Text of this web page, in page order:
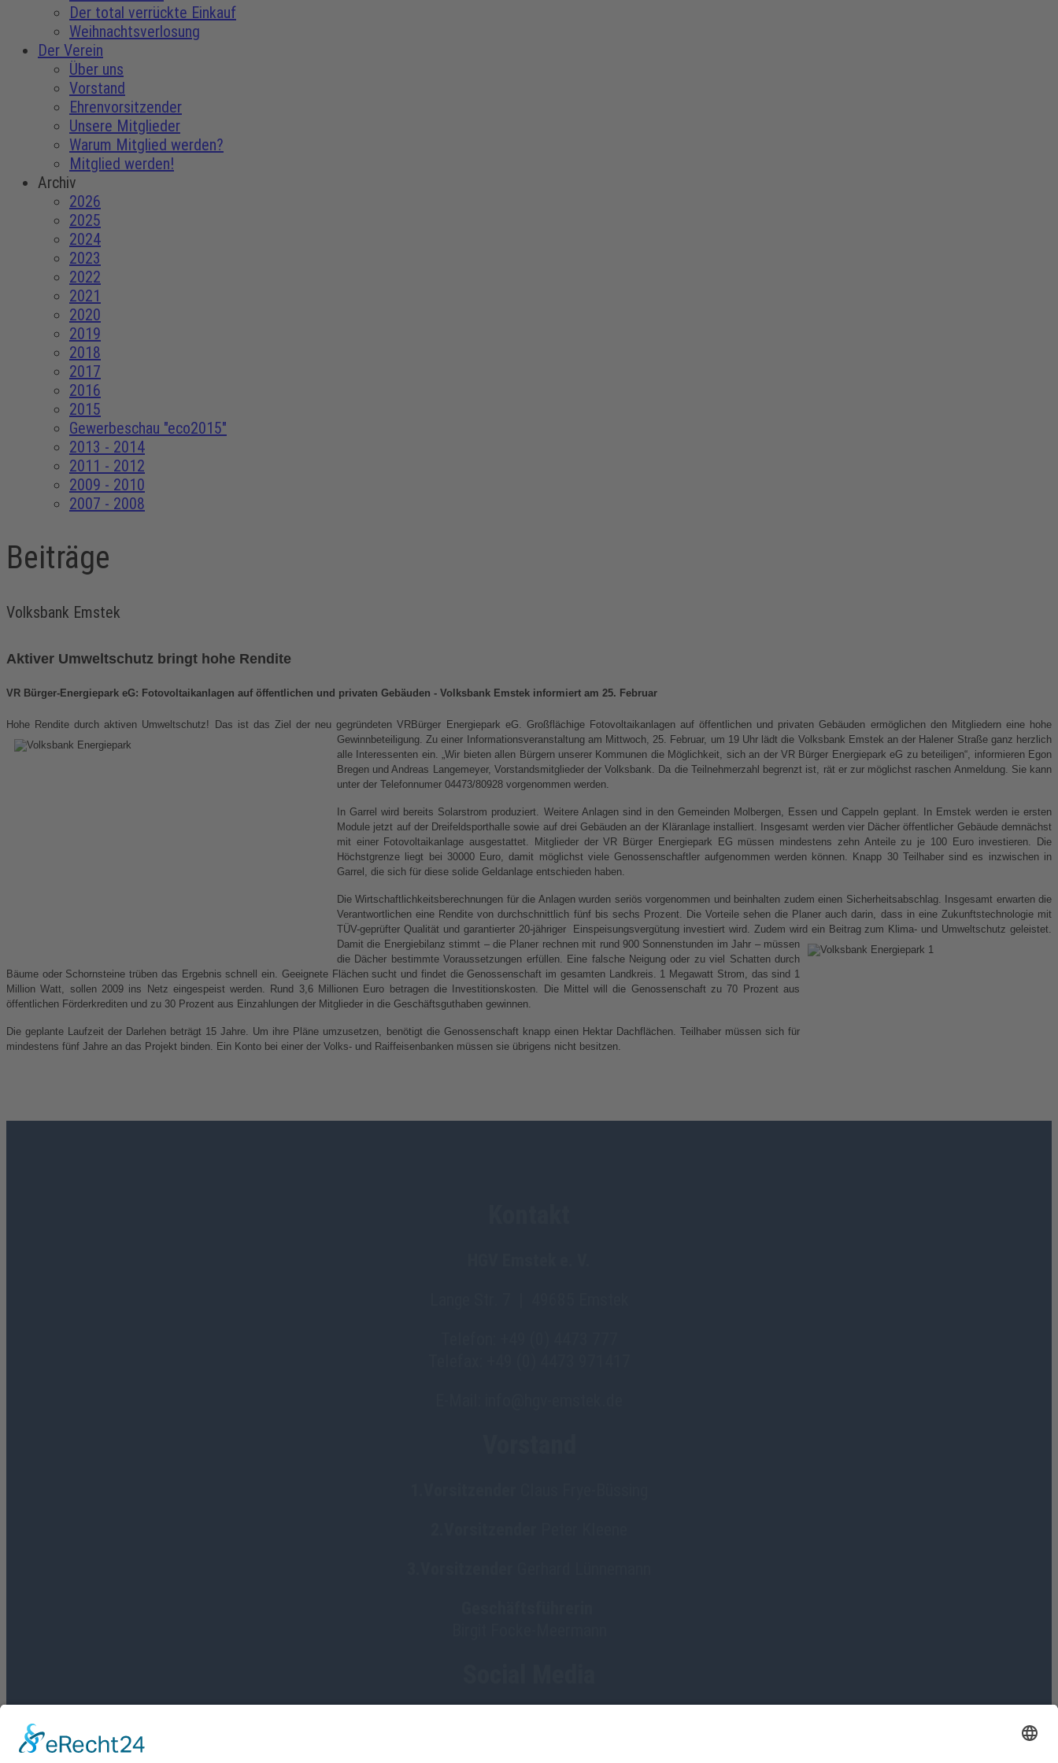
Der total verrückte Einkauf
Weihnachtsverlosung
Der Verein
Über uns
Vorstand
Ehrenvorsitzender
Unsere Mitglieder
Warum Mitglied werden?
Mitglied werden!
Archiv
2026
2025
2024
2023
2022
2021
2020
2019
2018
2017
2016
2015
Gewerbeschau "eco2015"
2013 - 2014
2011 - 2012
2009 - 2010
2007 - 2008
Beiträge
Volksbank Emstek
Aktiver Umweltschutz bringt hohe Rendite
VR Bürger-Energiepark eG: Fotovoltaikanlagen auf öffentlichen und privaten Gebäuden - Volksbank Emstek informiert am 25. Februar
Hohe Rendite durch aktiven Umweltschutz! Das ist das Ziel der neu gegründeten VRBürger Energiepark eG. Großflächige Fotovoltaikanlagen auf öffentlichen und privaten Gebäuden ermöglichen den Mitgliedern eine hohe
Gewinnbeteiligung. Zu einer Informationsveranstaltung am Mittwoch, 25. Februar, um 19 Uhr lädt die Volksbank Emstek an der Halener Straße ganz herzlich
alle Interessenten ein. „Wir bieten allen Bürgern unserer Kommunen die Möglichkeit, sichan der VR Bürger Energiepark eG zu beteiligen“, informieren Egon
Bregen und Andreas Langemeyer, Vorstandsmitglieder der Volksbank. Da die Teilnehmerzahl begrenzt ist, rät er zur möglichst raschen Anmeldung. Sie kann
unter der Telefonnumer 04473/80928 vorgenommen werden.
In Garrel wird bereits Solarstrom produziert. Weitere Anlagen sind in den Gemeinden Molbergen, Essen und Cappeln geplant. In Emstek werden ie ersten
Module jetzt auf der Dreifeldsporthalle sowie auf drei Gebäuden an der Kläranlage installiert. Insgesamt werden vier Dächer öffentlicher Gebäude demnächst
mit einer Fotovoltaikanlage ausgestattet. Mitglieder der VR Bürger Energiepark EG müssen mindestens zehn Anteile zu je 100 Euro investieren. Die
Höchstgrenze liegt bei 30000 Euro, damit möglichst viele Genossenschaftler aufgenommen werden können. Knapp 30 Teilhaber sind es inzwischen in
Garrel, die sich für diese solide Geldanlage entschieden haben.
Die Wirtschaftlichkeitsberechnungen für die Anlagen wurden seriös vorgenommen und beinhalten zudem einen Sicherheitsabschlag. Insgesamt erwarten die
Verantwortlichen eine Rendite von durchschnittlich fünf bis sechs Prozent. Die Vorteile sehen die Planer auch darin, dass in eine Zukunftstechnologie mit
TÜV-geprüfter Qualität und garantierter 20-jähriger Einspeisungsvergütung investiert wird. Zudem wird ein Beitrag zum Klima- und Umweltschutz geleistet.
Damit die Energiebilanz stimmt – die Planer rechnen mit rund 900 Sonnenstunden im Jahr – müssen
die Dächer bestimmte Voraussetzungen erfüllen. Eine falsche Neigung oder zu viel Schatten durch
Bäume oder Schornsteine trüben das Ergebnis schnell ein. Geeignete Flächen sucht und findet die Genossenschaft im gesamten Landkreis. 1 Megawatt Strom, das sind 1
Million Watt, sollen 2009 ins Netz eingespeist werden. Rund 3,6 Millionen Euro betragen die Investitionskosten. Die Mittel will die Genossenschaft zu 70 Prozent aus
öffentlichen Förderkrediten und zu 30 Prozent aus Einzahlungen der Mitglieder in die Geschäftsguthaben gewinnen.
Die geplante Laufzeit der Darlehen beträgt 15 Jahre. Um ihre Pläne umzusetzen, benötigt die Genossenschaft knapp einen Hektar Dachflächen. Teilhaber müssen sich für
mindestens fünf Jahre an das Projekt binden. Ein Konto bei einer der Volks- und Raiffeisenbanken müssen sie übrigens nicht besitzen.